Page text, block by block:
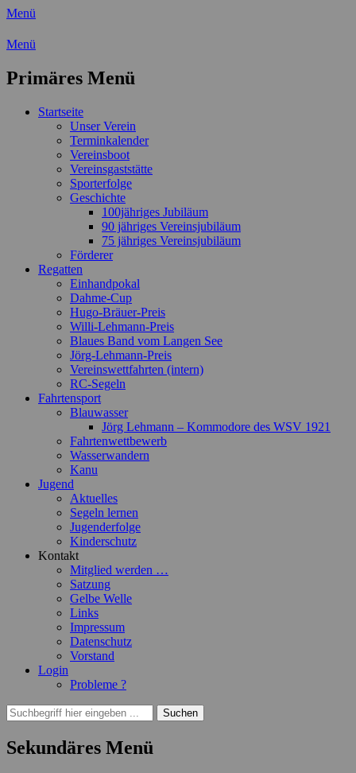
Menü
Wassersport-Verein 1921 e.V.
Freizeit mit der ganzen Familie
Menü
Primäres Menü
Zum
Startseite
Unser Verein
Terminkalender
Vereinsboot
Vereinsgaststätte
Sporterfolge
Geschichte
100jähriges Jubiläum
90 jähriges Vereinsjubiläum
75 jähriges Vereinsjubiläum
Förderer
Regatten
Einhandpokal
Dahme-Cup
Hugo-Bräuer-Preis
Willi-Lehmann-Preis
Blaues Band vom Langen See
Jörg-Lehmann-Preis
Vereinswettfahrten (intern)
RC-Segeln
Fahrtensport
Blauwasser
Jörg Lehmann – Kommodore des WSV 1921
Fahrtenwettbewerb
Wasserwandern
Kanu
Jugend
Aktuelles
Segeln lernen
Jugenderfolge
Kinderschutz
Kontakt
Mitglied werden …
Satzung
Gelbe Welle
Links
Impressum
Datenschutz
Vorstand
Login
Probleme ?
Suchen
Suchen
nach:
Sekundäres Menü